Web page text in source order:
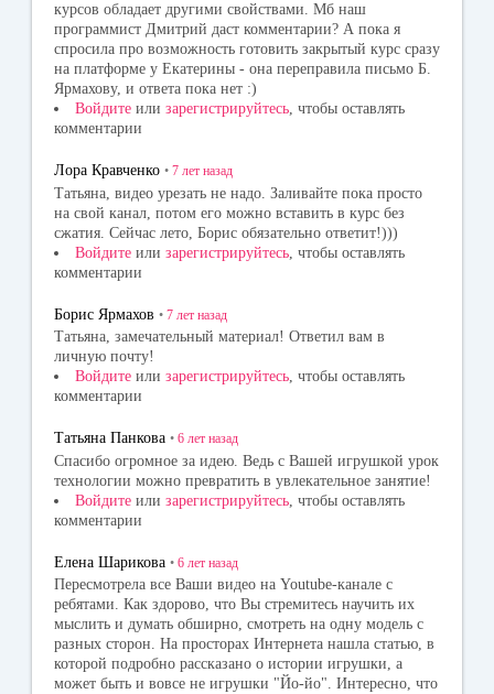
курсов обладает другими свойствами. Мб наш
программист Дмитрий даст комментарии? А пока я
спросила про возможность готовить закрытый курс сразу
на платформе у Екатерины - она переправила письмо Б.
Ярмахову, и ответа пока нет :)
Войдите или зарегистрируйтесь, чтобы оставлять
комментарии
Лора Кравченко • 7 лет назад
Татьяна, видео урезать не надо. Заливайте пока просто
на свой канал, потом его можно вставить в курс без
сжатия. Сейчас лето, Борис обязательно ответит!)))
Войдите или зарегистрируйтесь , чтобы оставлять
комментарии
Борис Ярмахов • 7 лет назад
Татьяна, замечательный материал! Ответил вам в
личную почту!
Войдите или зарегистрируйтесь, чтобы оставлять
комментарии
Татьяна Панкова • 6 лет назад
Спасибо огромное за идею. Ведь с Вашей игрушкой урок
технологии можно превратить в увлекательное занятие!
Войдите или зарегистрируйтесь , чтобы оставлять
комментарии
Елена Шарикова • 6 лет назад
Пересмотрела все Ваши видео на Youtube-канале с
ребятами. Как здорово, что Вы стремитесь научить их
мыслить и думать обширно, смотреть на одну модель с
разных сторон. На просторах Интернета нашла статью, в
которой подробно рассказано о истории игрушки, а
может быть и вовсе не игрушки "Йо-йо". Интересно, что